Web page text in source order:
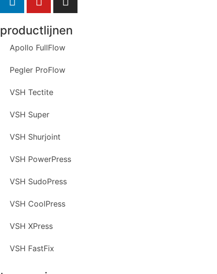
productlijnen
Apollo FullFlow
Pegler ProFlow
VSH Tectite
VSH Super
VSH Shurjoint
VSH PowerPress
VSH SudoPress
VSH CoolPress
VSH XPress
VSH FastFix